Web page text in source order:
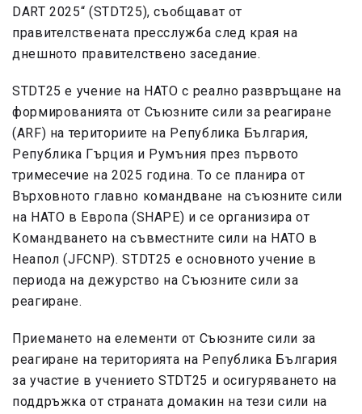
DART 2025“ (STDT25), съобщават от
правителствената пресслужба след края на
днешното правителствено заседание.
STDT25 е учение на НАТО с реално развръщане на
формированията от Съюзните сили за реагиране
(ARF) на териториите на Република България,
Република Гърция и Румъния през първото
тримесечие на 2025 година. То се планира от
Върховното главно командване на съюзните сили
на НАТО в Европа (SНАРЕ) и се организира от
Командването на съвместните сили на НАТО в
Неапол (JFCNP). STDT25 е основното учение в
периода на дежурство на Съюзните сили за
реагиране.
Приемането на елементи от Съюзните сили за
реагиране на територията на Република България
за участие в учението STDT25 и осигуряването на
поддръжка от страната домакин на тези сили на